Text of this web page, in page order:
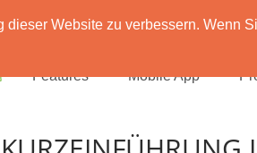
Website zu verbessern. Wenn
Features Mobile App